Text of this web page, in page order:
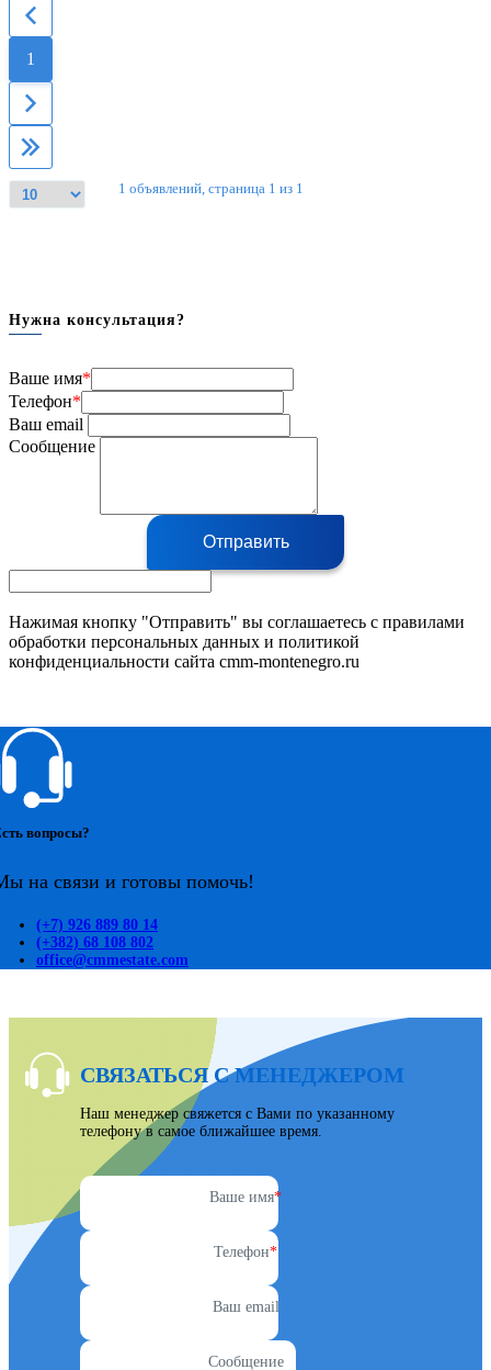
1
1 объявлений, страница 1 из 1
Нужна консультация?
Ваше имя*
Телефон*
Ваш email
Сообщение
Отправить
Нажимая кнопку "Отправить" вы соглашаетесь с правилами
обработки персональных данных и политикой
конфиденциальности сайта cmm-montenegro.ru
вопросы?
на связи и готовы помочь!
(+7) 926 889 80 14
(+382) 68 108 802
office@cmmestate.com
СВЯЗАТЬСЯ С МЕНЕДЖЕРОМ
Наш менеджер свяжется с Вами по указанному
телефону в самое ближайшее время.
Ваше имя*
Телефон*
Ваш email
Сообщение